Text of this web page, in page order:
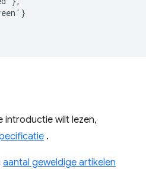
introductie wilt lezen,
.
aantal geweldige artikelen